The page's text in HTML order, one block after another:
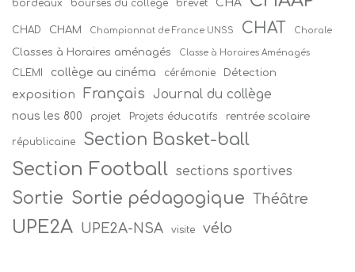
bordeaux bourses du collège brevet CHA
CHAD CHAM Championnat de France UNSS CHAT Chorale
Classes à Horaires aménagés Classe à Horaires Aménagés
CLEMI collège au cinéma cérémonie Détection
exposition Français Journal du collège
nous les 800 projet Projets éducatifs rentrée scolaire
républicaine Section Basket-ball
Section Football sections sportives
Sortie Sortie pédagogique Théâtre
UPE2A UPE2A-NSA visite vélo